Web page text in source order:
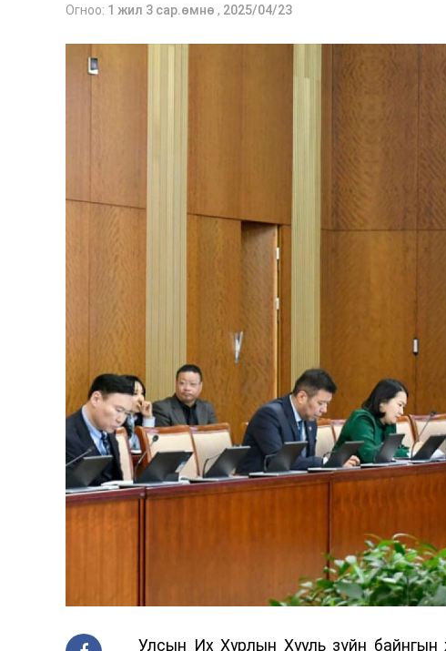
Огноо: 1 жил 3 сар.өмнө , 2025/04/23
Улсын Их Хурлын Хууль зүйн байнгын